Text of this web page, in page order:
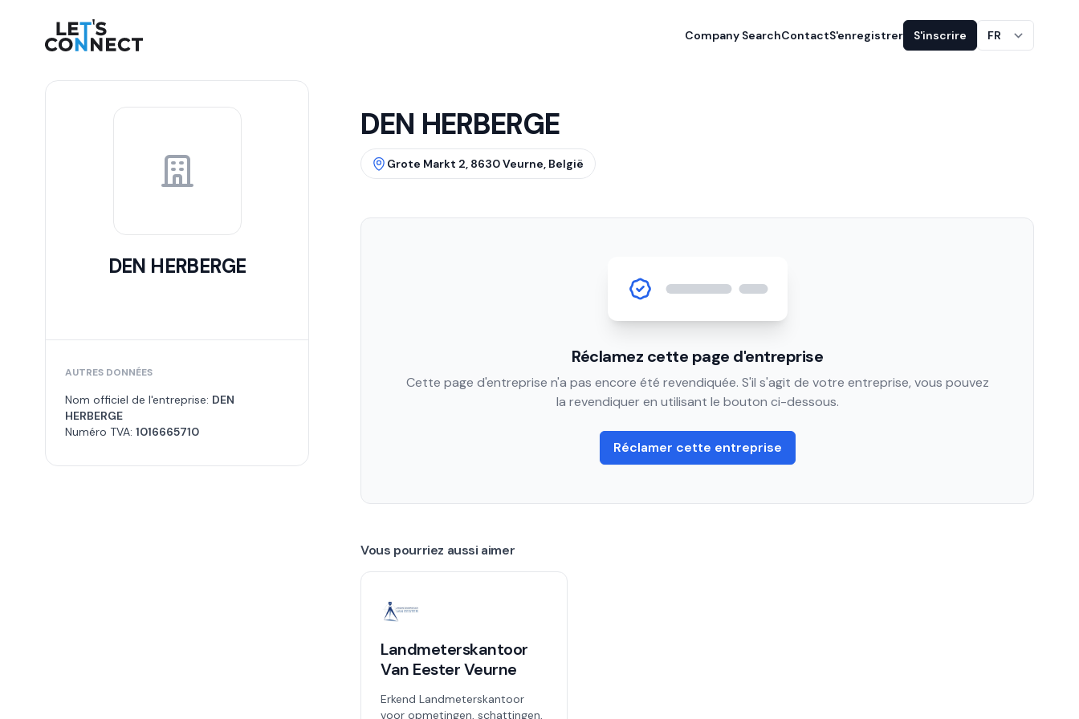
Let's Connect Company SearchContactS'enregistrer S'inscrire FR
DEN HERBERGE
AUTRES DONNÉES
Nom officiel de l'entreprise: DEN
HERBERGE
Numéro TVA: 1016665710
DEN HERBERGE
Grote Markt 2, 8630 Veurne, België
Réclamez cette page d'entreprise
Cette page d'entreprise n'a pas encore été revendiquée. S'il s'agit de votre entreprise, vous pouvez
la revendiquer en utilisant le bouton ci-dessous.
Réclamer cette entreprise
Vous pourriez aussi aimer
Landmeterskantoor
Van Eester Veurne
Erkend Landmeterskantoor
voor opmetingen, schattingen,